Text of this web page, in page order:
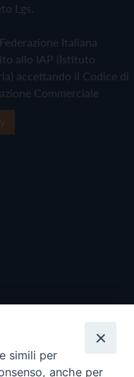
Lgs.
Italiana
allo IAP (Istituto
accettando il Codice di
Commerciale
simili per
anche per